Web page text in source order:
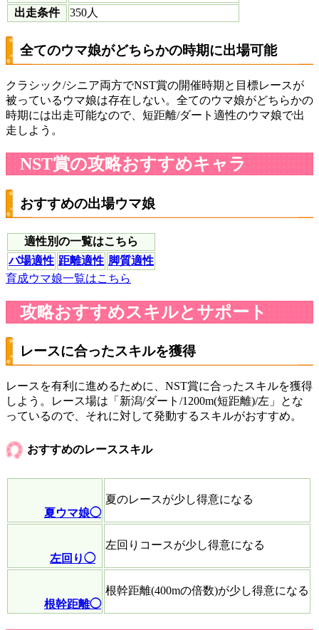
出走条件
350人
全てのウマ娘がどちらかの時期に出場可能
クラシック/シニア両方でNST賞の開催時期と目標レースが
被っているウマ娘は存在しない。全てのウマ娘がどちらかの
時期には出走可能なので、短距離/ダート適性のウマ娘で出
走しよう。
NST賞の攻略おすすめキャラ
おすすめの出場ウマ娘
適性別の一覧はこちら
バ場適性 距離適性 脚質適性
育成ウマ娘一覧はこちら
攻略おすすめスキルとサポート
レースに合ったスキルを獲得
レースを有利に進めるために、NST賞に合ったスキルを獲得
しよう。レース場は「新潟/ダート/1200m(短距離)/左」とな
っているので、それに対して発動するスキルがおすすめ。
おすすめのレーススキル
夏ウマ娘◯
夏のレースが少し得意になる
左回り◯
左回りコースが少し得意になる
根幹距離◯
根幹距離(400mの倍数)が少し得意になる